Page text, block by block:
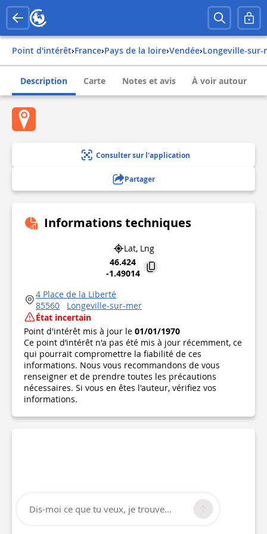
Point d'intérêt› france› pays de la loire› vendée› longeville-sur-
Description Carte Notes et avis À voir autour
Consulter sur l'application
Partager
Informations techniques
Lat, Lng
46.424
-1.49014
4 Place de la Liberté
85560
Longeville-sur-mer
État incertain
Point d'intérêt mis à jour le 01/01/1970
Ce point d’intérêt n'a pas été mis à jour récemment, ce
qui pourrait compromettre la fiabilité de ces
informations. Nous vous recommandons de vous
renseigner et de prendre toutes les précautions
nécessaires. Si vous en êtes l'auteur, vérifiez vos
informations.
Dis-moi ce que tu veux, je trouve...